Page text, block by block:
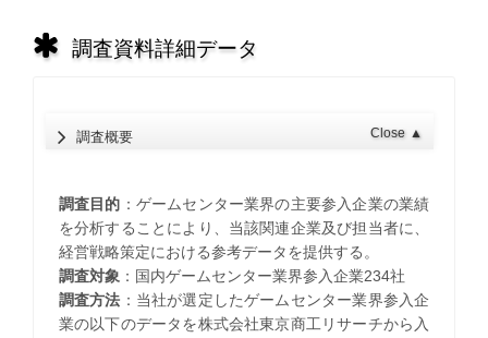
調査資料詳細データ
調査概要 Close ▲
調査目的 ：ゲームセンター業界の主要参入企業の業績
を分析することにより、当該関連企業及び担当者に、
経営戦略策定における参考データを提供する。
調査対象：国内ゲームセンター業界参入企業234社
調査方法 ：当社が選定したゲームセンター業界参入企
業の以下のデータを株式会社東京商工リサーチから入